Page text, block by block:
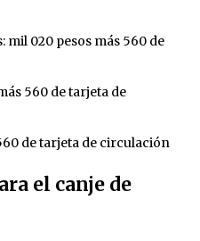
mil 020 pesos más 560 de
560 de tarjeta de
de tarjeta de circulación
el canje de